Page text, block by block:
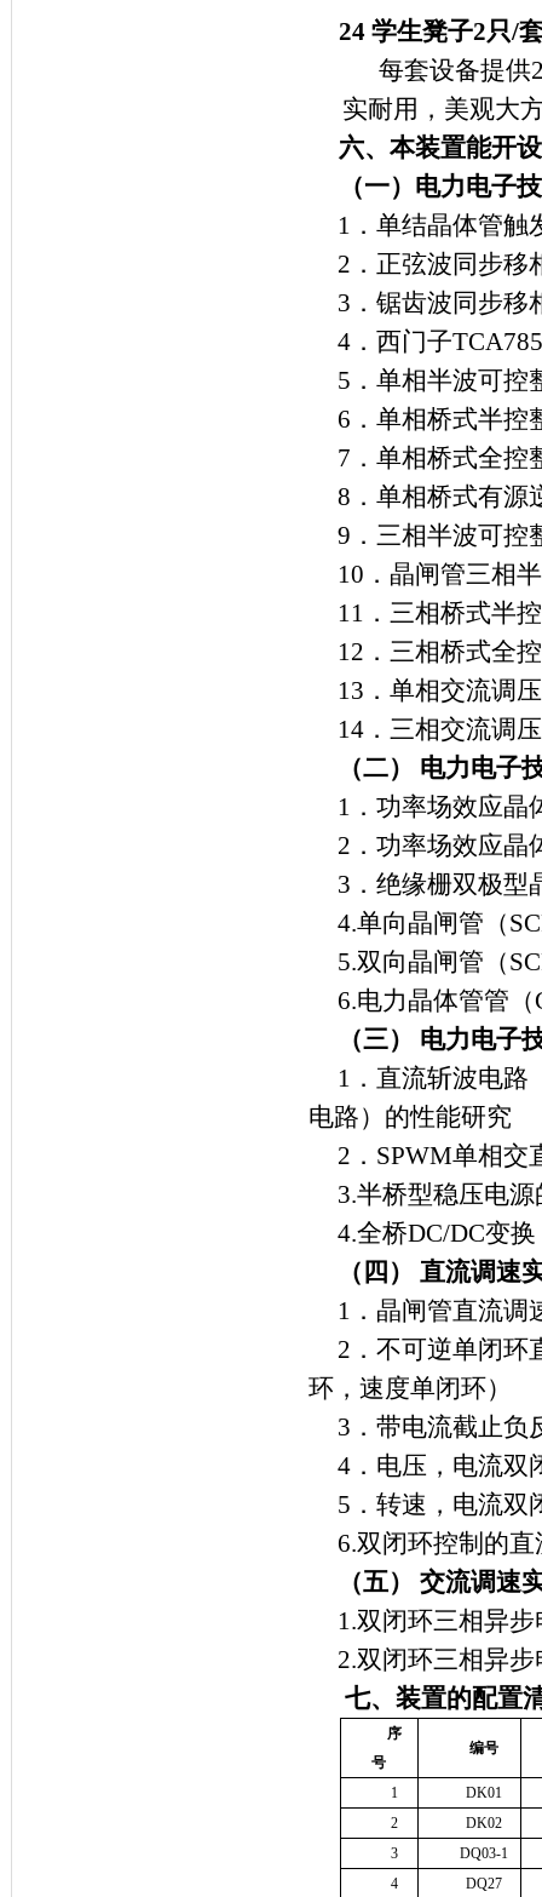
24 学生凳子2只/
每套设备提供
实耐用，美观大
六、本装置能开
（一）电力电子
1 ．单结晶体管触
2 ．正弦波同步
3 ．锯齿波同步
4 ．西门子TCA785
5 ．单相半波可
6 ．单相桥式半
7 ．单相桥式全
8 ．单相桥式有
9 ．三相半波可
10 ．晶闸管三相
11 ．三相桥式半
12 ．三相桥式全
13 ．单相交流调
14 ．三相交流调
（二） 电力电子
1 ．功率场效应晶
2 ．功率场效应晶
3 ．绝缘栅双极型
4.单向晶闸管（
5.双向晶闸管（
6.电力晶体管管（
（三） 电力电子
1 ．直流斩波电路
电路）的性能研究
2 ． SPWM单相交
3.半桥型稳压电
4.全桥DC/DC变换
（四） 直流调速
1 ．晶闸管直流
2 ．不可逆单闭
环，速度单闭环）
3 ．带电流截止
4 ．电压，电流
5 ．转速，电流
6.双闭环控制的
（五） 交流调速
1.双闭环三相异
2.双闭环三相异
七、装置的配置
序
号
编号
1
DK01
2
DK02
3
DQ03-1
4
DQ27